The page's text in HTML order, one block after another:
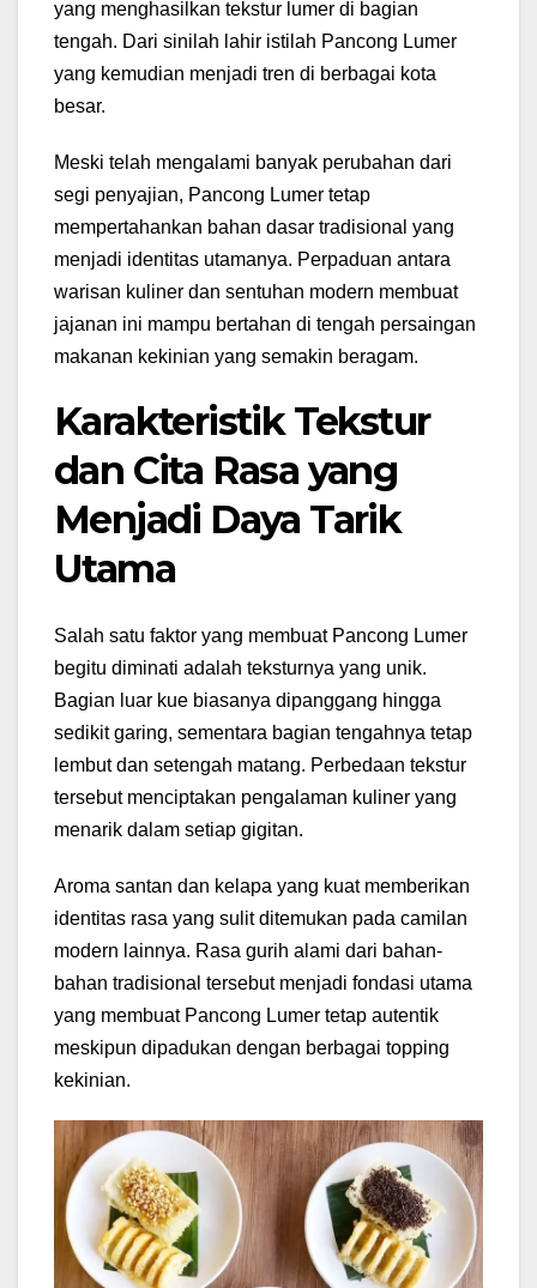
yang menghasilkan tekstur lumer di bagian
tengah. Dari sinilah lahir istilah Pancong Lumer
yang kemudian menjadi tren di berbagai kota
besar.
Meski telah mengalami banyak perubahan dari
segi penyajian, Pancong Lumer tetap
mempertahankan bahan dasar tradisional yang
menjadi identitas utamanya. Perpaduan antara
warisan kuliner dan sentuhan modern membuat
jajanan ini mampu bertahan di tengah persaingan
makanan kekinian yang semakin beragam.
Karakteristik Tekstur
dan Cita Rasa yang
Menjadi Daya Tarik
Utama
Salah satu faktor yang membuat Pancong Lumer
begitu diminati adalah teksturnya yang unik.
Bagian luar kue biasanya dipanggang hingga
sedikit garing, sementara bagian tengahnya tetap
lembut dan setengah matang. Perbedaan tekstur
tersebut menciptakan pengalaman kuliner yang
menarik dalam setiap gigitan.
Aroma santan dan kelapa yang kuat memberikan
identitas rasa yang sulit ditemukan pada camilan
modern lainnya. Rasa gurih alami dari bahan-
bahan tradisional tersebut menjadi fondasi utama
yang membuat Pancong Lumer tetap autentik
meskipun dipadukan dengan berbagai topping
kekinian.